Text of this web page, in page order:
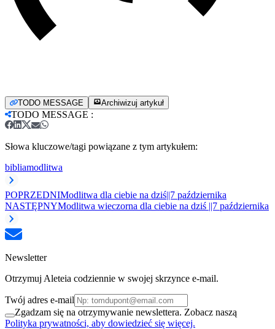
TODO MESSAGE Archiwizuj artykuł
TODO MESSAGE :
Słowa kluczowe/tagi powiązane z tym artykułem:
bibliamodlitwa
POPRZEDNIModlitwa dla ciebie na dziś||7 października
NASTĘPNYModlitwa wieczorna dla ciebie na dziś ||7 października
Newsletter
Otrzymuj Aleteia codziennie w swojej skrzynce e-mail.
Twój adres e-mail
Zgadzam się na otrzymywanie newslettera. Zobacz naszą
Polityka prywatności, aby dowiedzieć się więcej.